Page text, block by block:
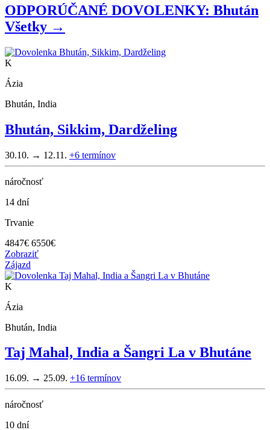
ODPORÚČANÉ DOVOLENKY: Bhután
Všetky →
K
Ázia
Bhután, India
Bhután, Sikkim, Dardželing
30.10. → 12.11. +6 termínov
náročnosť
14 dní
Trvanie
4847€ 6550€
Zobraziť
Zájazd
K
Ázia
Bhután, India
Taj Mahal, India a Šangri La v Bhutáne
16.09. → 25.09. +16 termínov
náročnosť
10 dní